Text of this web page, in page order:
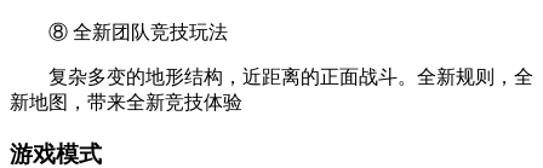
⑧ 全新团队竞技玩法
复杂多变的地形结构，近距离的正面战斗。全新规则，全
新地图，带来全新竞技体验
游戏模式